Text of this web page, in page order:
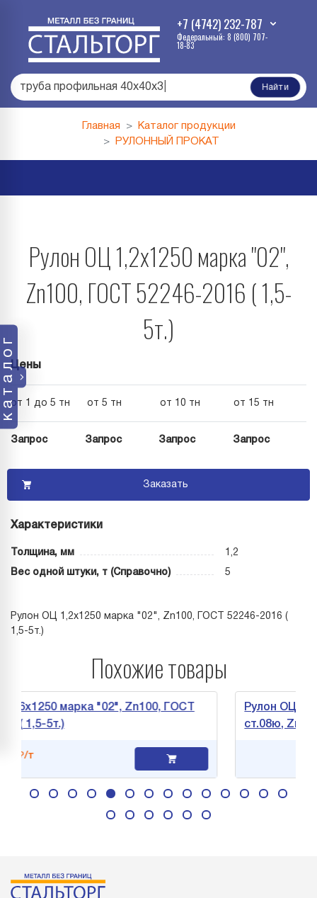
+7 (4742) 232-787
Федеральный: 8 (800) 707-
18-83
труба профильная 40х40х3 Найти
каталог
Главная
Каталог продукции
РУЛОННЫЙ ПРОКАТ
Рулон ОЦ 1,2х1250 марка "02",
Zn100, ГОСТ 52246-2016 ( 1,5-
5т.)
Цены
от 1 до 5 тн от 5 тн от 10 тн от 15 тн
Запрос Запрос Запрос Запрос
Заказать
Характеристики
Толщина, мм 1,2
Вес одной штуки, т (Справочно) 5
Рулон ОЦ 1,2х1250 марка "02", Zn100, ГОСТ 52246-2016 (
1,5-5т.)
Похожие товары
марка "02", Zn100, ГОСТ
5т.)
Рулон ОЦ
ст.08ю, Zn 120,